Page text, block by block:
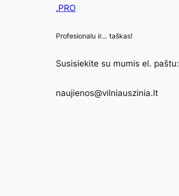
.PRO
Profesionalu ir… taškas!
Susisiekite su mumis el. paštu:
naujienos@vilniauszinia.lt